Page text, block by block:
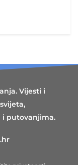
Vijesti i
i putovanjima.